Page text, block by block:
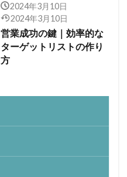
2024年3月10日
2024年3月10日
営業成功の鍵｜効率的な
ターゲットリストの作り
方